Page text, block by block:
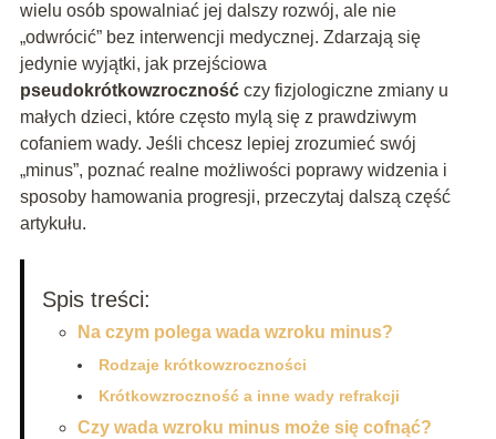
wielu osób spowalniać jej dalszy rozwój, ale nie
„odwrócić” bez interwencji medycznej. Zdarzają się
jedynie wyjątki, jak przejściowa
pseudokrótkowzrocznośćczy fizjologiczne zmiany u
małych dzieci, które często mylą się z prawdziwym
cofaniem wady. Jeśli chcesz lepiej zrozumieć swój
„minus”, poznać realne możliwości poprawy widzenia i
sposoby hamowania progresji, przeczytaj dalszą część
artykułu.
Spis treści:
Na czym polega wada wzroku minus?
Rodzaje krótkowzroczności
Krótkowzroczność a inne wady refrakcji
Czy wada wzroku minus może się cofnąć?